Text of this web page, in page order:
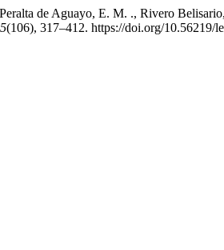
de Aguayo, E. M. ., Rivero
(106), 317–412. https://doi.org/10.56219/